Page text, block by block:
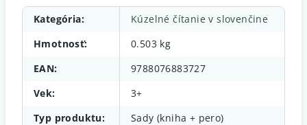
Kategória:
Kúzelné čítanie v slovenčine
Hmotnosť:
0.503 kg
EAN:
9788076883727
Vek:
3+
Typ produktu:
Sady (kniha + pero)